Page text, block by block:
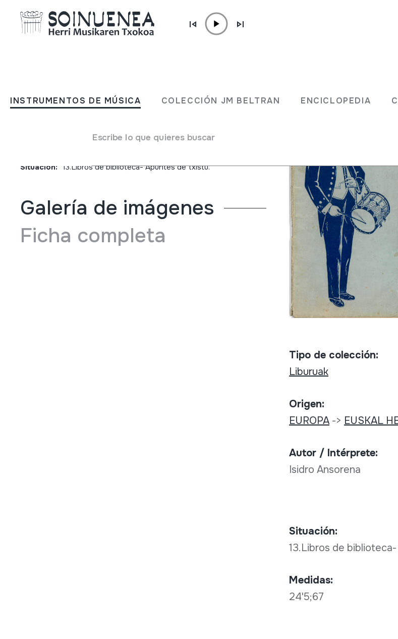
INSTRUMENTOS DE MÚSICA COLECCIÓN JM BELTRAN ENCICLOPEDIA
Escribe lo que quieres buscar
Txistu ots gozoa,nola...? Bigarren
Liburuak
Situación:
13.Libros de biblioteca- Apuntes de txistu.
Galería de imágenes
Ficha completa
Tipo de colección:
Liburuak
Origen:
EUROPA-> EUSKAL
Autor / Intérprete:
Isidro Ansorena
Situación:
13.Libros de
Medidas:
24'5;67